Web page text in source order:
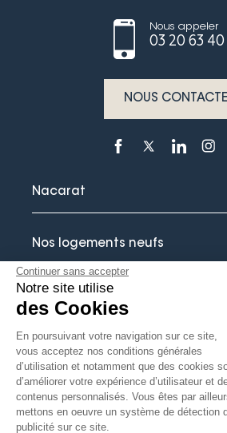
Nous appeler
03 20 63
NOUS
Nacarat
Nos logements neufs
Le guide de l’immobilier neuf
Actualités
Continuer sans accepter
Notre site utilise
des Cookies
En poursuivant votre navigation sur ce site,
vous acceptez nos conditions générales
d’utilisation et notamment que des cookies
d’améliorer votre expérience d’utilisateur et
contenus personnalisés. Vous êtes par
mettons en oeuvre un système de détection
publicité sur ce site.